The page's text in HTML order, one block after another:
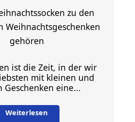
zu den
Weihnachtsgeschenken
gehören
ist die Zeit, in der wir
mit kleinen und
Geschenken eine...
Weiterlesen